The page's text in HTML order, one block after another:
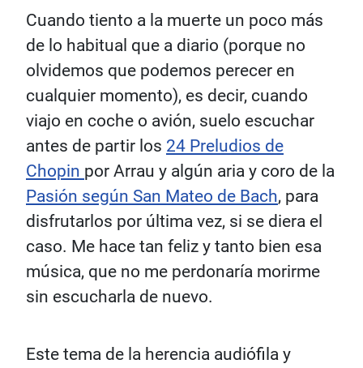
Cuando tiento a la muerte un poco más
de lo habitual que a diario (porque no
olvidemos que podemos perecer en
cualquier momento), es decir, cuando
viajo en coche o avión, suelo escuchar
antes de partir los 24 Preludios de
Chopin por Arrau y algún aria y coro de la
Pasión según San Mateo de Bach, para
disfrutarlos por última vez, si se diera el
caso. Me hace tan feliz y tanto bien esa
música, que no me perdonaría morirme
sin escucharla de nuevo.
Este tema de la herencia audiófila y